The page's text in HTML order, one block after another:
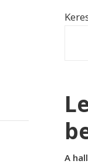
A